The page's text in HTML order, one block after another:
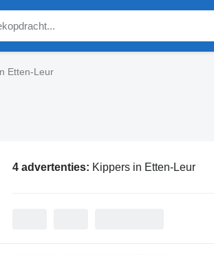
Etten-Leur
4 advertenties: Kippers in Etten-Leur